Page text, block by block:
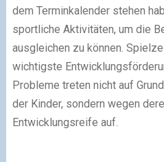
dem Terminkalender stehen
sportliche Aktivitäten, um die
ausgleichen zu können.
wichtigste
Probleme treten nicht auf
der Kinder, sondern wegen
Entwicklungsreife auf.